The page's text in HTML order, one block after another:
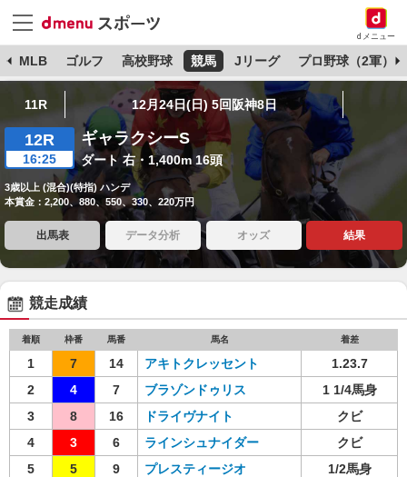
dメニュー
MLB ゴルフ 高校野球 競馬 Jリーグ プロ野球（2軍）
11R 12月24日(日) 5回阪神8日
12R
16:25
ギャラクシーS
ダート 右・1,400m 16頭
3歳以上 (混合)(特指) ハンデ
本賞金：2,200、880、550、330、220万円
出馬表 データ分析 オッズ 結果
競走成績
着順 枠番 馬番 馬名 着差
1 7 14 アキトクレッセント
1.23.7
2
4 7 ブラゾンドゥリス
1 1/4馬身
3
8 16 ドライヴナイト
クビ
4
3 6 ラインシュナイダー
クビ
5
5 9 プレスティージオ
1/2馬身